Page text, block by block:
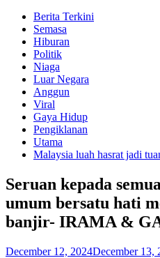
Berita Terkini
Semasa
Hiburan
Politik
Niaga
Luar Negara
Anggun
Viral
Gaya Hidup
Pengiklanan
Utama
Malaysia luah hasrat jadi
Seruan kepada
umum bersatu hati
banjir- IRAMA &
December 12, 2024December 13,